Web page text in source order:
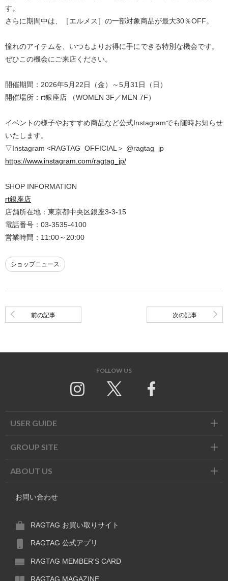
す。
さらに期間中は、［エルメス］の一部対象商品が最大30％OFF。
憧れのアイテムを、いつもよりお得に手にできる特別な機会です。
ぜひこの機会にご来店ください。
開催期間： 2026年5月 22日（金）～5月31 日（日）
開催場所： rt銀座店 （WOMEN 3F ／MEN 7F）
イベントの様子やおすすめ商品など公式Instagramでも随時お知らせ
いたします。
▽Instagram <RAGTAG_OFFICIAL＞ @ragtag_jp
https://www.instagram.com/ragtag_jp/
SHOP INFORMATION
rt銀座店
店舗所在地：東京都中央区銀座3-3-15
電話番号：03-3535-4100
営業時間：11:00～20:00
ショップニュース
前の記事 次の記事
FOLLOW US
USER GUIDE
GROUP SITE
ABOUT US
お問い合わせ
RAGTAG お買い取りサイト
RAGTAG 公式アプリ
RAGTAG MEMBER'S CARD
RAGTAG MAGAZINE